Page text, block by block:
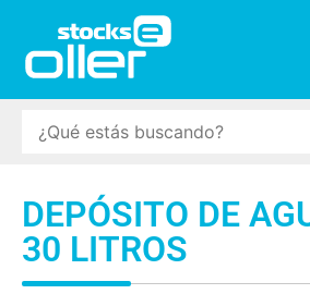
DEPÓSITO DE
30 LITROS